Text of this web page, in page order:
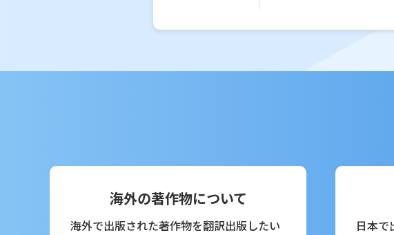
海外の著作物について
海外で出版された著作物を翻訳出版したい
日本で